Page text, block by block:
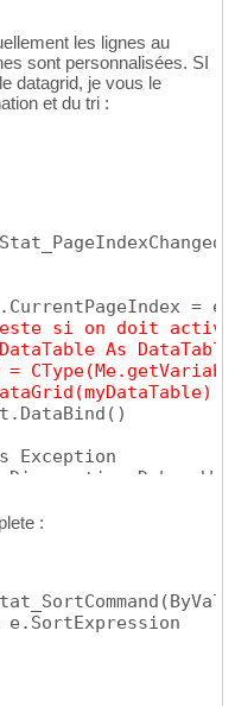
les lignes au
sont personnalisées. SI
datagrid, je vous le
et du tri :
=
si on doit
As
=
( )
Exception
:
( ByVal
e.SortExpression